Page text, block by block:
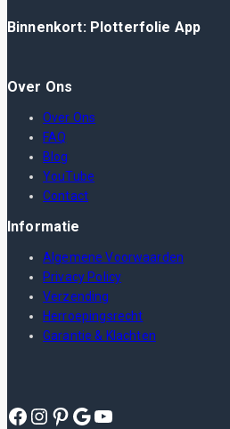
Binnenkort: Plotterfolie App
Over Ons
Over Ons
FAQ
Blog
YouTube
Contact
Informatie
Algemene Voorwaarden
Privacy Policy
Verzending
Herroepingsrecht
Garantie & Klachten
Facebook
Instagram
Pinterest
Google
YouTube